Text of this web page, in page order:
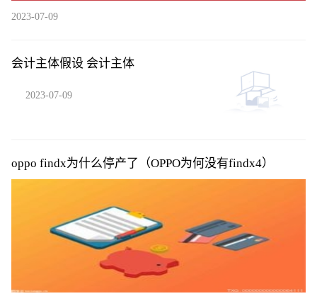
2023-07-09
会计主体假设 会计主体
2023-07-09
oppo findx为什么停产了（OPPO为何没有findx4）